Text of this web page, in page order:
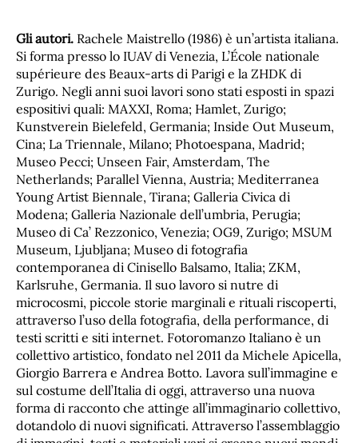
Gli autori. Rachele Maistrello (1986) è un’artista italiana.
Si forma presso lo IUAV di Venezia, L’École nationale
supérieure des Beaux-arts di Parigi e la ZHDK di
Zurigo. Negli anni suoi lavori sono stati esposti in spazi
espositivi quali: MAXXI, Roma; Hamlet, Zurigo;
Kunstverein Bielefeld, Germania; Inside Out Museum,
Cina; La Triennale, Milano; Photoespana, Madrid;
Museo Pecci; Unseen Fair, Amsterdam, The
Netherlands; Parallel Vienna, Austria; Mediterranea
Young Artist Biennale, Tirana; Galleria Civica di
Modena; Galleria Nazionale dell’umbria, Perugia;
Museo di Ca’ Rezzonico, Venezia; OG9, Zurigo; MSUM
Museum, Ljubljana; Museo di fotografia
contemporanea di Cinisello Balsamo, Italia; ZKM,
Karlsruhe, Germania. Il suo lavoro si nutre di
microcosmi, piccole storie marginali e rituali riscoperti,
attraverso l’uso della fotografia, della performance, di
testi scritti e siti internet. Fotoromanzo Italiano è un
collettivo artistico, fondato nel 2011 da Michele Apicella,
Giorgio Barrera e Andrea Botto. Lavora sull’immagine e
sul costume dell’Italia di oggi, attraverso una nuova
forma di racconto che attinge all’immaginario collettivo,
dotandolo di nuovi significati. Attraverso l’assemblaggio